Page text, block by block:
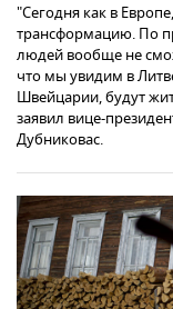
"Сегодня как в
трансформацию. По
людей вообще не
что мы увидим в
Швейцарии, будут
заявил вице-
Дубниковас.